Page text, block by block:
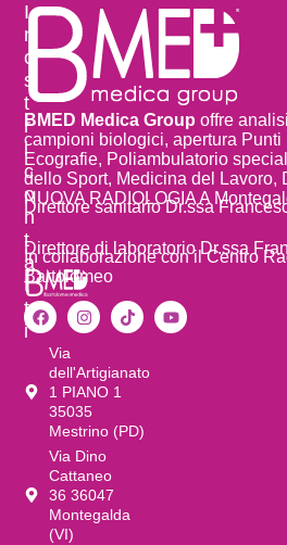
BMED Medica Group offre
campioni biologici, apertura Punti
Ecografie, Poliambulatorio
dello Sport, Medicina del Lavoro,
NUOVA RADIOLOGIA A
Direttore sanitario Dr.ssa
Direttore di laboratorio Dr.ssa
In collaborazione con il Centro
Bartolomeo
I
n
o
s
t
r
i
c
o
n
t
a
t
t
i
Via
dell'Artigianato
1 PIANO 1
35035
Mestrino (PD)
Via Dino
Cattaneo
36 36047
Montegalda
(VI)